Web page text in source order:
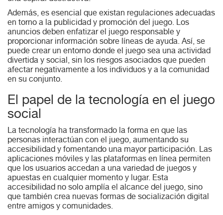
Además, es esencial que existan regulaciones adecuadas
en torno a la publicidad y promoción del juego. Los
anuncios deben enfatizar el juego responsable y
proporcionar información sobre líneas de ayuda. Así, se
puede crear un entorno donde el juego sea una actividad
divertida y social, sin los riesgos asociados que pueden
afectar negativamente a los individuos y a la comunidad
en su conjunto.
El papel de la tecnología en el juego
social
La tecnología ha transformado la forma en que las
personas interactúan con el juego, aumentando su
accesibilidad y fomentando una mayor participación. Las
aplicaciones móviles y las plataformas en línea permiten
que los usuarios accedan a una variedad de juegos y
apuestas en cualquier momento y lugar. Esta
accesibilidad no solo amplía el alcance del juego, sino
que también crea nuevas formas de socialización digital
entre amigos y comunidades.